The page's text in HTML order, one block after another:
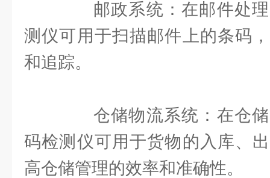
邮政系统：在邮件处理
测仪可用于扫描邮件上的条码
和追踪。
仓储物流系统：在仓储
码检测仪可用于货物的入库、
高仓储管理的效率和准确性。